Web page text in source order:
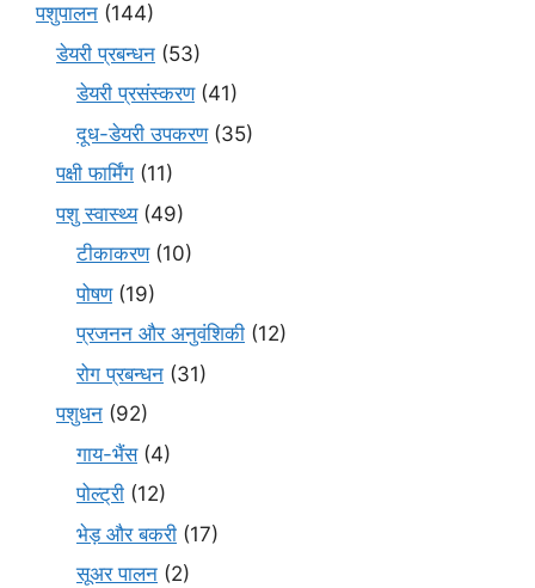
पशुपालन (144)
डेयरी प्रबन्धन (53)
डेयरी प्रसंस्करण(41)
दूध-डेयरी उपकरण(35)
पक्षी फार्मिंग (11)
पशु स्वास्थ्य(49)
टीकाकरण(10)
पोषण(19)
प्रजनन और अनुवंशिकी (12)
रोग प्रबन्धन (31)
पशुधन (92)
गाय-भैंस(4)
पोल्ट्री (12)
भेड़ और बकरी (17)
सूअर पालन (2)